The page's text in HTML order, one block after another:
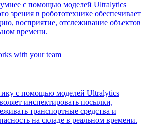
с помощью моделей Ultralytics
в робототехнике обеспечивает
восприятие, отслеживание объектов
времени.
с помощью моделей Ultralytics
инспектировать посылки,
транспортные средства и
на складе в реальном времени.